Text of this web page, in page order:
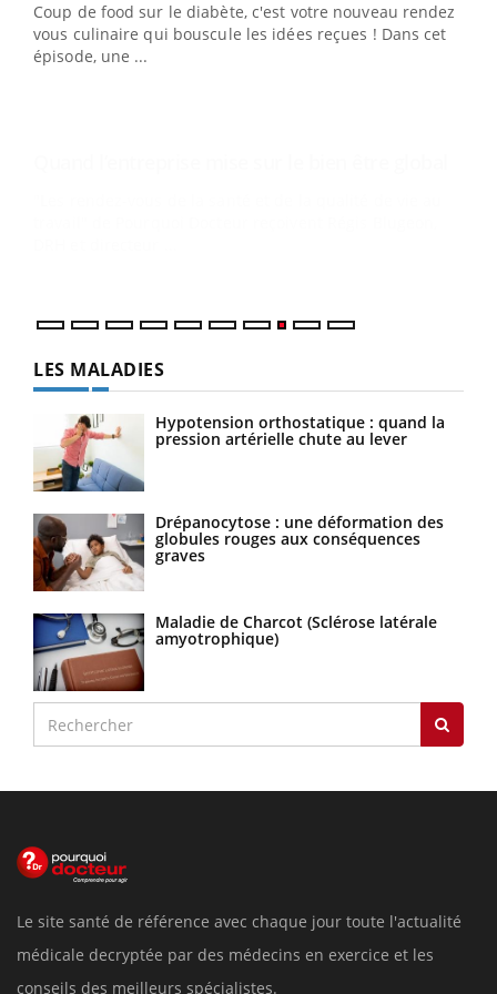
"Les rendez-vous de la santé et de la qualité de vie au
travail" de Pourquoi Docteur reçoivent Régis Blugeon,
DRH et directeur ...
LES MALADIES
Hypotension orthostatique : quand la
pression artérielle chute au lever
Drépanocytose : une déformation des
globules rouges aux conséquences
graves
Maladie de Charcot (Sclérose latérale
amyotrophique)
Le site santé de référence avec chaque jour toute l'actualité
médicale decryptée par des médecins en exercice et les
conseils des meilleurs spécialistes.